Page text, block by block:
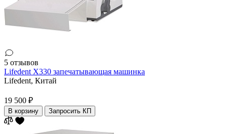
5 отзывов
Lifedent X330 запечатывающая машинка
Lifedent, Китай
19 500 ₽
В корзину Запросить КП